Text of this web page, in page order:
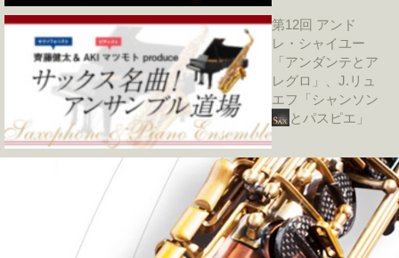
第12回 アンド
レ・シャイユー
「アンダンテとア
レグロ」、J.リュ
エフ「シャンソン
とパスピエ」